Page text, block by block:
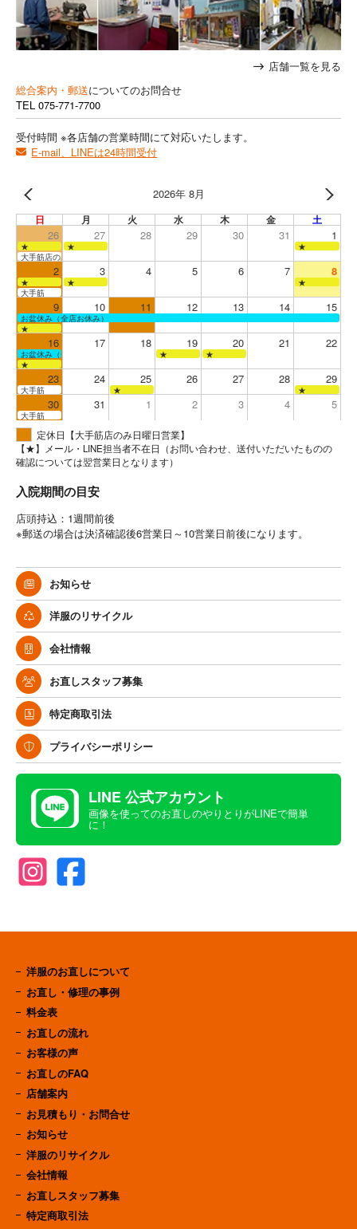
店舗一覧を見る
総合案内・郵送についてのお問合せ
TEL 075-771-7700
受付時間 ※各店舗の営業時間にて対応いたします。
E-mail、LINEは24時間受付
2026年 8月
日 月 火 水 木 金 土
26 27 28 29 30 31 1
★ ★
★
大手筋店のみ営業
2 3 4 5 6 7 8
★ ★
★
大手筋
9 10 11 12 13 14 15
お盆休み（全店お休み）
★
16 17 18 19 20 21 22
お盆休み（全店お休み） ★
★
★
23 24 25 26 27 28 29
大手筋 ★ ★
30 31 1 2 3 4 5
大手筋
定休日【大手筋店のみ日曜日営業】
【★】メール・LINE担当者不在日（お問い合わせ、送付いただいたものの
確認については翌営業日となります）
入院期間の目安
店頭持込：1週間前後
※郵送の場合は決済確認後6営業日～10営業日前後になります。
お知らせ
洋服のリサイクル
会社情報
お直しスタッフ募集
特定商取引法
プライバシーポリシー
LINE 公式アカウント
画像を使ってのお直しのやりとりがLINEで簡単
に！
洋服のお直しについて
お直し・修理の事例
料金表
お直しの流れ
お客様の声
お直しのFAQ
店舗案内
お見積もり・お問合せ
お知らせ
洋服のリサイクル
会社情報
お直しスタッフ募集
特定商取引法